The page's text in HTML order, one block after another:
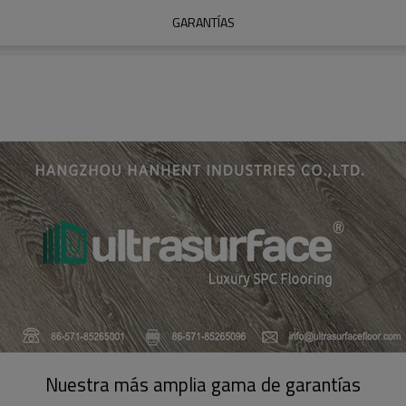
GARANTÍAS
Nuestra más amplia gama de garantías